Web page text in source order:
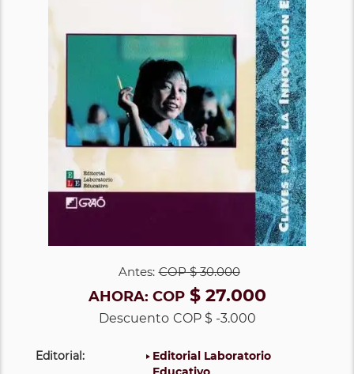
Antes: COP$ 30.000
AHORA: COP$ 27.000
Descuento COP $ -3.000
Editorial:
Editorial Laboratorio